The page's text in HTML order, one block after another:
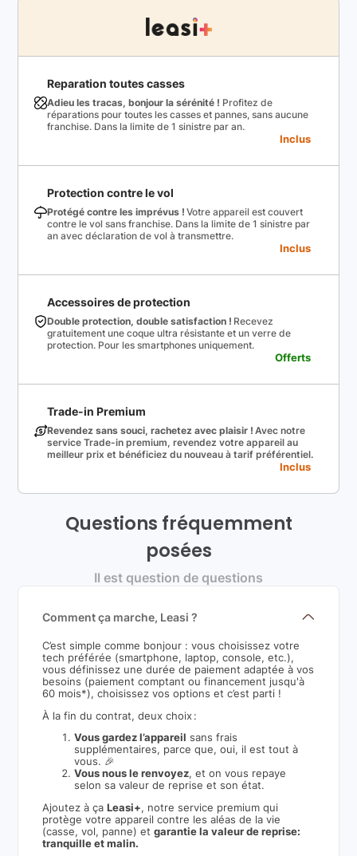
Reparation toutes casses
Adieu les tracas, bonjour la sérénité ! Profitez de
réparations pour toutes les casses et pannes, sans aucune
franchise. Dans la limite de 1 sinistre par an.
Inclus
Protection contre le vol
Protégé contre les imprévus ! Votre appareil est couvert
contre le vol sans franchise. Dans la limite de 1 sinistre par
an avec déclaration de vol à transmettre.
Inclus
Accessoires de protection
Double protection, double satisfaction ! Recevez
gratuitement une coque ultra résistante et un verre de
protection. Pour les smartphones uniquement.
Offerts
Trade-in Premium
Revendez sans souci, rachetez avec plaisir ! Avec notre
service Trade-in premium, revendez votre appareil au
meilleur prix et bénéficiez du nouveau à tarif préférentiel.
Inclus
Questions fréquemment
posées
Il est question de questions
Comment ça marche, Leasi ?
C’est simple comme bonjour : vous choisissez votre
tech préférée (smartphone, laptop, console, etc.),
vous définissez une durée de paiement adaptée à vos
besoins (paiement comptant ou financement jusqu'à
60 mois*), choisissez vos options et c’est parti !
À la fin du contrat, deux choix :
Vous gardez l’appareil sans frais
supplémentaires, parce que, oui, il est tout à
vous. 🎉
Vous nous le renvoyez, et on vous repaye
selon sa valeur de reprise et son état.
Ajoutez à ça Leasi+, notre service premium qui
protège votre appareil contre les aléas de la vie
(casse, vol, panne) etgarantie la valeur de reprise:
tranquille et malin.